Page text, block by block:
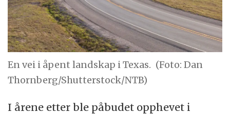
En vei i åpent landskap i Texas. (Foto: Dan
Thornberg/Shutterstock/NTB)
I årene etter ble påbudet opphevet i